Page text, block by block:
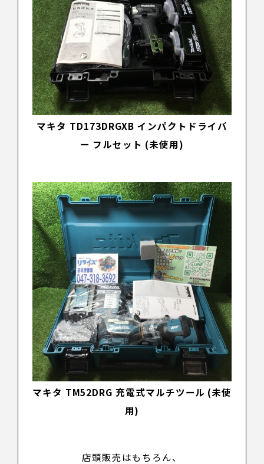
マキタ TD173DRGXB インパクトドライバ
ー フルセット (未使用)
マキタ TM52DRG 充電式マルチツール (未使
用)
店頭販売はもちろん、